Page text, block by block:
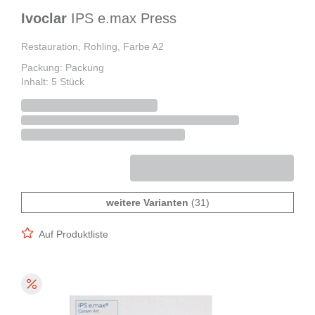
Ivoclar IPS e.max Press
Restauration, Rohling, Farbe A2
Packung: Packung
Inhalt: 5 Stück
weitere Varianten (31)
Auf Produktliste